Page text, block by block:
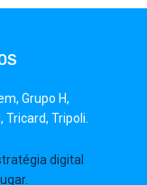
Grupo H,
Tricard, Tripoli.
digital